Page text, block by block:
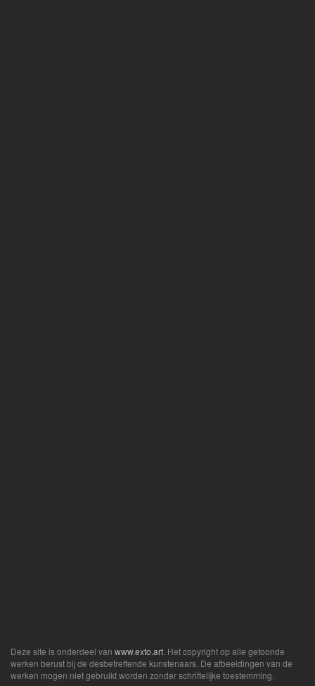
Deze site is onderdeel van www.exto.art . Het copyright op alle getoonde
werken berust bij de desbetreffende kunstenaars. De afbeeldingen van de
werken mogen niet gebruikt worden zonder schriftelijke toestemming.